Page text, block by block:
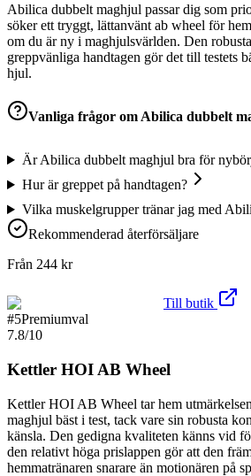
Abilica dubbelt maghjul passar dig som
söker ett tryggt, lättanvänt ab wheel för
om du är ny i maghjulsvärlden. Den
greppvänliga handtagen gör det till testets
hjul.
Vanliga frågor om Abilica dubbelt
Är Abilica dubbelt maghjul bra för
Hur är greppet på handtagen?
Vilka muskelgrupper tränar jag med
Rekommenderad återförsäljare
Från 244 kr
Till butik
#5Premiumval
7.8/10
Kettler HOI AB Wheel
Kettler HOI AB Wheel tar hem
maghjul bäst i test, tack vare sin robusta
känsla. Den gedigna kvaliteten känns vid
den relativt höga prislappen gör att den
hemmatränaren snarare än motionären på